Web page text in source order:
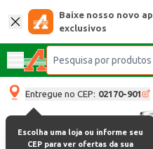
Baixe nosso novo
exclusivos
Entregue no CEP: 02170-901
Escolha uma loja ou informe seu
CEP para ver ofertas da sua